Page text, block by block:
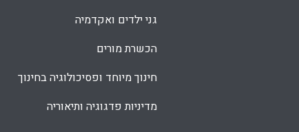
גני ילדים ואקדמיה
הכשרת מורים
חינוך מיוחד ופסיכולוגיה בחינוך
מדיניות פדגוגיה ותיאוריה